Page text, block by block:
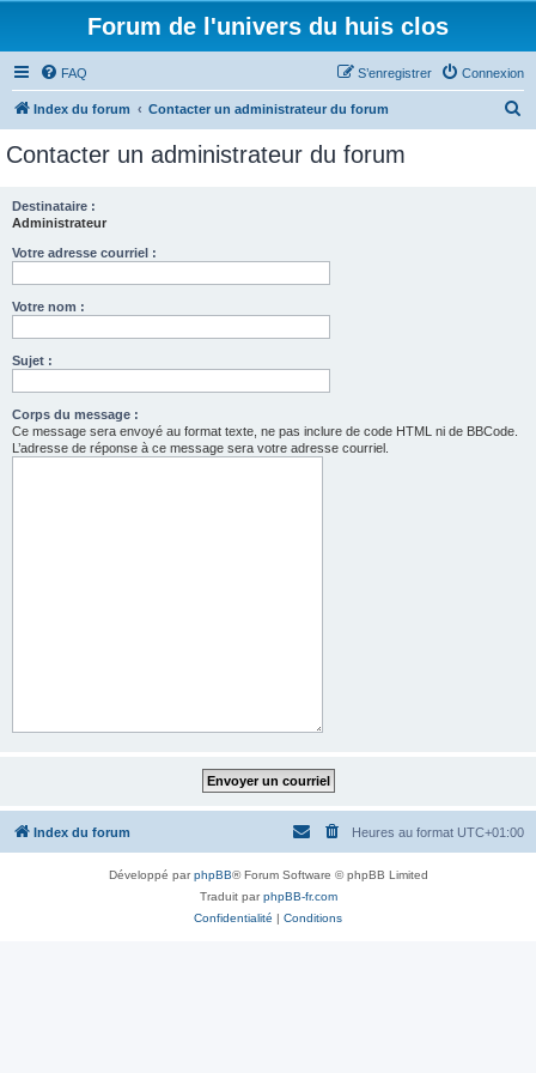
Forum de l'univers du huis clos
FAQ Connexion
S’enregistrer
Index du forum Contacter un administrateur du forum
Contacter un administrateur du forum
Destinataire :
Administrateur
Votre adresse courriel :
Votre nom :
Sujet :
Corps du message :
Ce message sera envoyé au format texte, ne pas inclure de code HTML ni de BBCode.
L’adresse de réponse à ce message sera votre adresse courriel.
Index du forum Heures au format UTC+01:00
Développé parphpBB® Forum Software © phpBB Limited
Traduit parphpBB-fr.com
Confidentialité | Conditions